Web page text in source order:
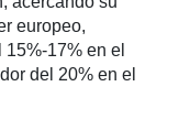
europeo,
17% en el
del 20% en el